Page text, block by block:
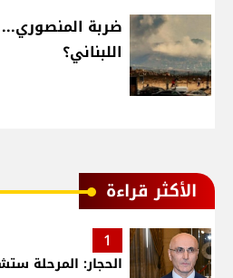
ضربة
اللبناني؟
الأكثر قراءة
1
الحجار: المرحلة